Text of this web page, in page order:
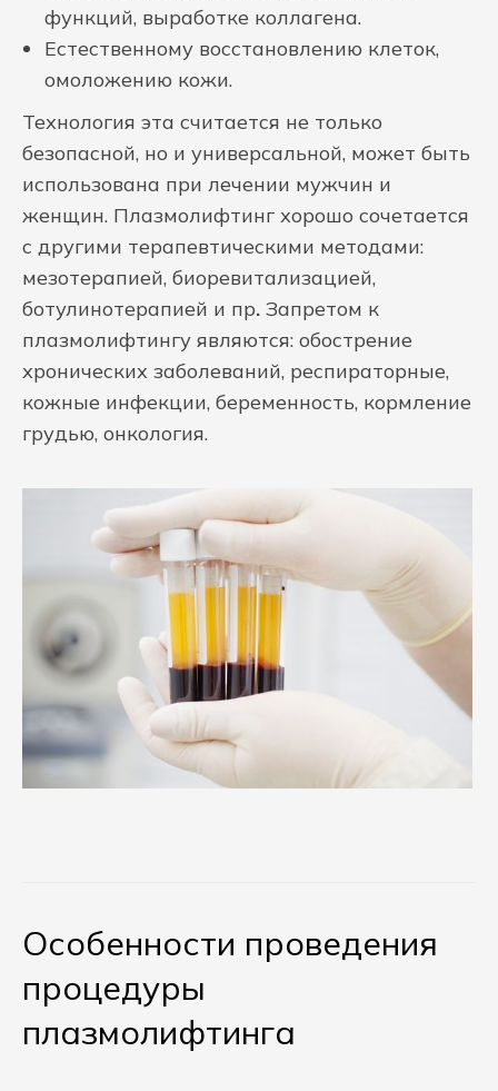
функций, выработке коллагена.
Естественному восстановлению клеток,
омоложению кожи.
Технология эта считается не только
безопасной, но и универсальной, может быть
использована при лечении мужчин и
женщин. Плазмолифтинг хорошо сочетается
с другими терапевтическими методами:
мезотерапией, биоревитализацией,
ботулинотерапией и пр. Запретом к
плазмолифтингу являются: обострение
хронических заболеваний, респираторные,
кожные инфекции, беременность, кормление
грудью, онкология.
Особенности проведения
процедуры
плазмолифтинга